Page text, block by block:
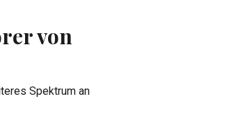
von
Spektrum an